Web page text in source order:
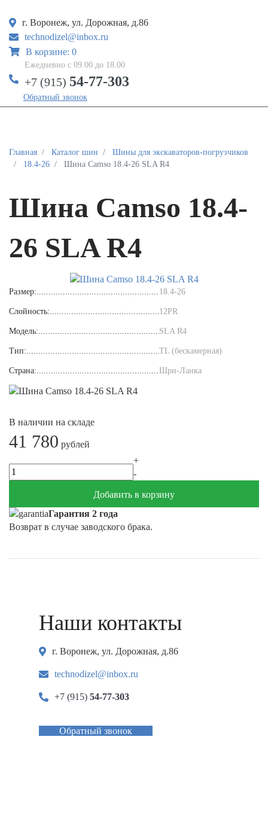
г. Воронеж, ул. Дорожная, д.86
technodizel@inbox.ru
В корзине: 0
Ежедневно с 09.00 до 18.00
+7 (915) 54-77-303
Обратный звонок
Главная Каталог шин
Шины для экскаваторов-погрузчиков
18.4-26
Шина Camso 18.4-26 SLA R4
Шина Camso 18.4-
26 SLA R4
Размер: 18.4-26
Слойность: 12PR
Модель: SLA R4
Тип: TL (бескамерная)
Страна: Шри-Ланка
В наличии на складе
41 780 рублей
+
-
Добавить в корзину
Гарантия 2 года
Возврат в случае заводского брака.
Наши контакты
г. Воронеж, ул. Дорожная, д.86
technodizel@inbox.ru
+7 (915) 54-77-303
Обратный звонок